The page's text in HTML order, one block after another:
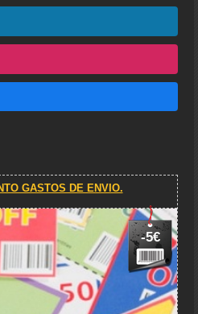
GASTOS DE ENVIO.
-5€